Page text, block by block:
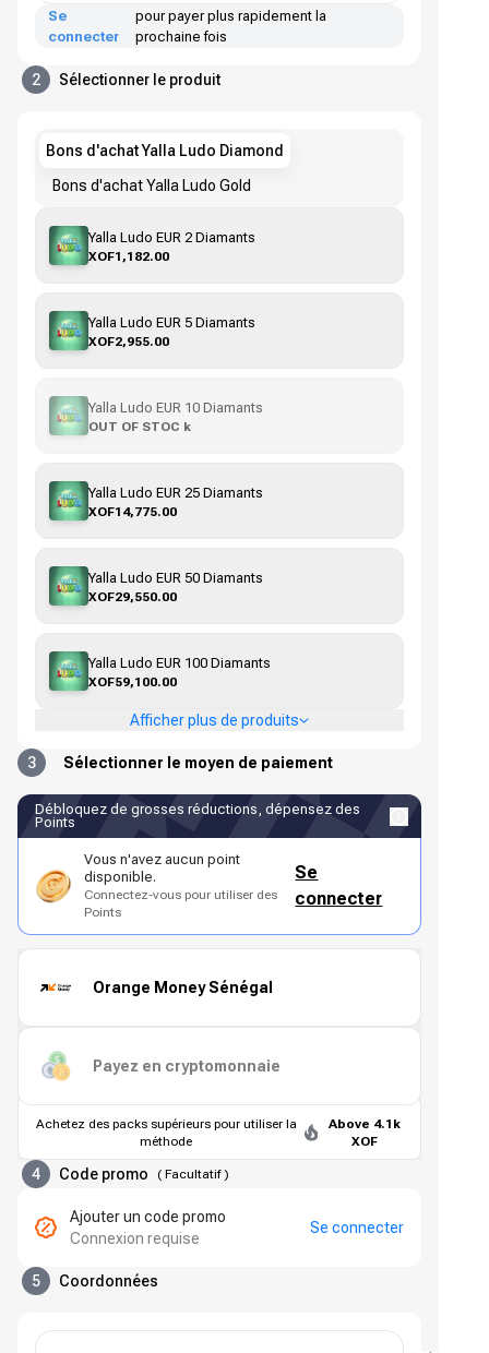
Se
connecter
pour payer plus rapidement la
prochaine fois
2 Sélectionner le produit
Bons d'achat Yalla Ludo Diamond
Bons d'achat Yalla Ludo Gold
Yalla Ludo EUR 2 Diamants
XOF1,182.00
Yalla Ludo EUR 5 Diamants
XOF2,955.00
Yalla Ludo EUR 10 Diamants
OUT OF STOC k
Yalla Ludo EUR 25 Diamants
XOF14,775.00
Yalla Ludo EUR 50 Diamants
XOF29,550.00
Yalla Ludo EUR 100 Diamants
XOF59,100.00
Afficher plus de produits
3 Sélectionner le moyen de paiement
Débloquez de grosses réductions, dépensez des
Points
Vous n'avez aucun point
disponible.
Connectez-vous pour utiliser des
Points
Se
connecter
Orange Money Sénégal
Payez en cryptomonnaie
Achetez des packs supérieurs pour utiliser la
méthode
Above 4.1k
XOF
4 Code promo ( Facultatif)
Ajouter un code promo
Connexion requise
Se connecter
5 Coordonnées